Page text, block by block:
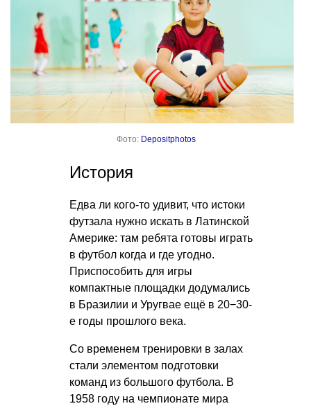
Фото: Depositphotos
История
Едва ли кого-то удивит, что истоки
футзала нужно искать в Латинской
Америке: там ребята готовы играть
в футбол когда и где угодно.
Приспособить для игры
компактные площадки додумались
в Бразилии и Уругвае ещё в 20−30-
е годы прошлого века.
Со временем тренировки в залах
стали элементом подготовки
команд из большого футбола. В
1958 году на чемпионате мира